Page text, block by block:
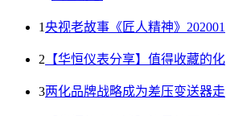
1央视老故事《匠人精神》202001
2 【华恒仪表分享】值得收藏的化
3两化品牌战略成为差压变送器走